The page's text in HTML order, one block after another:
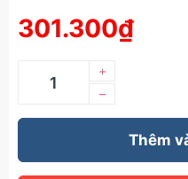
301.300₫
–
+
Thêm